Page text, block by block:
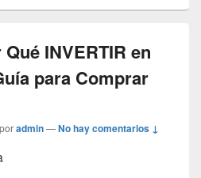
INVERTIR en
para Comprar
poradmin—No hay comentarios ↓